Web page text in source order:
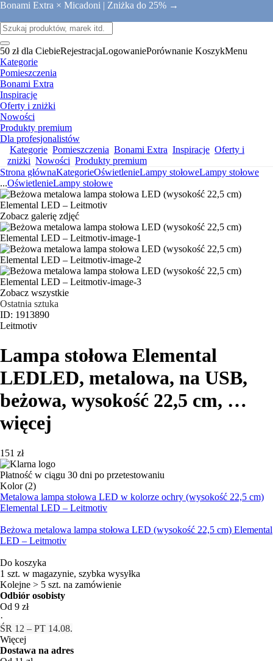
Bonami Extra × Micadoni | Zniżka do 25% →
50 zł dla CiebieRejestracjaLogowaniePorównanie KoszykMenu
Kategorie
Pomieszczenia
Bonami Extra
Inspiracje
Oferty i zniżki
Nowości
Produkty premium
Dla profesjonalistów
Kategorie Pomieszczenia Bonami Extra Inspiracje Oferty i
zniżki Nowości Produkty premium
Strona głównaKategorieOświetlenieLampy stołoweLampy stołowe
...OświetlenieLampy stołowe
Zobacz galerię zdjęć
Zobacz wszystkie
Ostatnia sztuka
ID: 1913890
Leitmotiv
Lampa stołowa Elemental
LEDLED, metalowa, na USB,
beżowa, wysokość 22,5 cm, …
więcej
151 zł
Płatność w ciągu 30 dni po przetestowaniu
Kolor (2)
Metalowa lampa stołowa LED w kolorze ochry (wysokość 22,5 cm)
Elemental LED – Leitmotiv
Beżowa metalowa lampa stołowa LED (wysokość 22,5 cm) Elemental
LED – Leitmotiv
Do koszyka
1 szt. w magazynie, szybka wysyłka
Kolejne > 5 szt. na zamówienie
Odbiór osobisty
Od 9 zł
·
ŚR 12 – PT 14.08.
Więcej
Dostawa na adres